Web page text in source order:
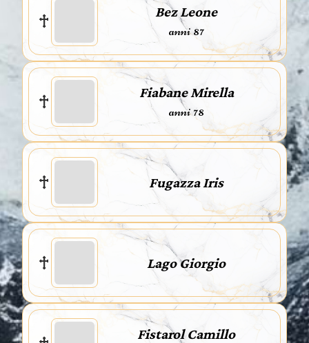
Bez Leone
anni 87
Fiabane Mirella
anni 78
Fugazza Iris
Lago Giorgio
Fistarol Camillo